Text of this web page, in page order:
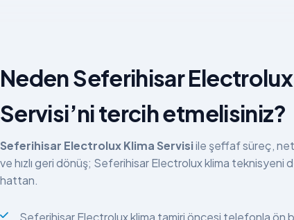
Neden Seferihisar
Servisi’ni tercih etmelisiniz?
Seferihisar Electrolux Klima Servisiile şeffaf süreç,
ve hızlı geri dönüş; Seferihisar Electrolux klima teknisyeni
hattan.
Seferihisar Electrolux klima tamiri öncesi telefonla ön